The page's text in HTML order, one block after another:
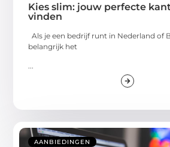
Kies slim: jouw perfecte
vinden
Als je een bedrijf runt in Nederland of
belangrijk het
...
AANBIEDINGEN